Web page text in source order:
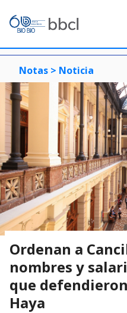
Notas > Noticia
Ordenan a
nombres y
que
Haya